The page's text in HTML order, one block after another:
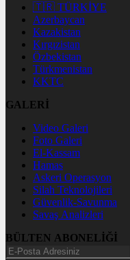
🇹🇷 TÜRKİYE
Azerbaycan
Kazakistan
Kırgızistan
Özbekistan
Türkmenistan
KKTC
GALERİ
Video Galeri
Foto Galeri
El-Kassam
Hamas
Askeri Operasyon
Silah Teknolojileri
Güvenlik-Savunma
Savaş Analizleri
BÜLTEN ABONELİĞİ